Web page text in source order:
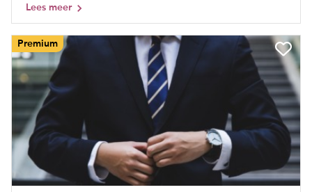
Lees meer
Premium